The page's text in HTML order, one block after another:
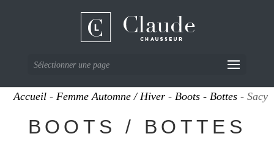
Sélectionner une page
Accueil -Femme Automne / Hiver -Boots - Bottes - Sacy
BOOTS / BOTTES